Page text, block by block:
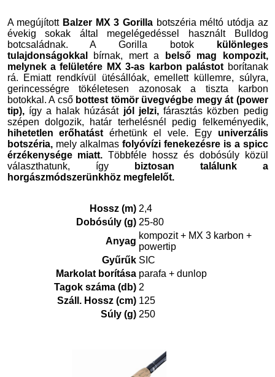
A megújítottBalzer MX 3 Gorillabotszéria méltó utódja az
évekig sokak által megelégedéssel használt Bulldog
botcsaládnak. A Gorilla botok
különleges
tulajdonságokkal
bírnak, mert a
belső mag kompozit,
melynek a felületére MX 3-as karbon palástot borítanak
rá. Emiatt rendkívül ütésállóak, emellett küllemre, súlyra,
gerincességre tökéletesen azonosak a tiszta karbon
botokkal. A cső bottest tömör üvegvégbe megy át (power
tip),így a halak húzását jól jelzi,fárasztás közben pedig
szépen dolgozik, határ terhelésnél pedig felkeményedik,
hihetetlen erőhatást érhetünk el vele. Egy univerzális
botszéria,mely alkalmas folyóvízi fenekezésre is a spicc
érzékenysége miatt.Többféle hossz és dobósúly közül
választhatunk, ígybiztosan találunk a
horgászmódszerünkhöz megfelelőt.
Hossz (m) 2,4
Dobósúly (g) 25-80
Anyag
kompozit + MX 3 karbon +
powertip
Gyűrűk SIC
Markolat borítása parafa + dunlop
Tagok száma (db) 2
Száll. Hossz (cm) 125
Súly (g) 250